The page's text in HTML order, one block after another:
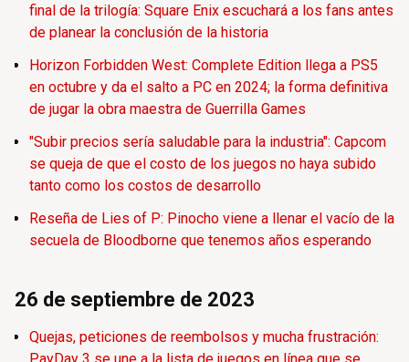
final de la trilogía: Square Enix escuchará a los fans antes
de planear la conclusión de la historia
Horizon Forbidden West: Complete Edition llega a PS5
en octubre y da el salto a PC en 2024; la forma definitiva
de jugar la obra maestra de Guerrilla Games
"Subir precios sería saludable para la industria": Capcom
se queja de que el costo de los juegos no haya subido
tanto como los costos de desarrollo
Reseña de Lies of P: Pinocho viene a llenar el vacío de la
secuela de Bloodborne que tenemos años esperando
26 de septiembre de 2023
Quejas, peticiones de reembolsos y mucha frustración: